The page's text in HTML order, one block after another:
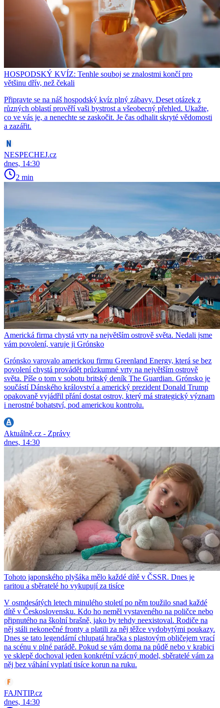
HOSPODSKÝ KVÍZ: Tenhle souboj se znalostmi končí pro
většinu dřív, než čekali
Připravte se na náš hospodský kvíz plný zábavy. Deset otázek z
různých oblastí prověří vaši bystrost a všeobecný přehled. Ukažte,
co ve vás je, a nenechte se zaskočit. Je čas odhalit skryté vědomosti
a zazářit.
NESPECHEJ.cz
dnes, 14:30
2 min
Americká firma chystá vrty na největším ostrově světa. Nedali jsme
vám povolení, varuje ji Grónsko
Grónsko varovalo americkou firmu Greenland Energy, která se bez
povolení chystá provádět průzkumné vrty na největším ostrově
světa. Píše o tom v sobotu britský deník The Guardian. Grónsko je
součástí Dánského království a americký prezident Donald Trump
opakovaně vyjádřil přání dostat ostrov, který má strategický význam
i nerostné bohatství, pod americkou kontrolu.
Aktuálně.cz - Zprávy
dnes, 14:30
Tohoto japonského plyšáka mělo každé dítě v ČSSR. Dnes je
raritou a sběratelé ho vykupují za tisíce
V osmdesátých letech minulého století po něm toužilo snad každé
dítě v Československu. Kdo ho neměl vystaveného na poličce nebo
připnutého na školní brašně, jako by tehdy neexistoval. Rodiče na
něj stáli nekonečné fronty a platili za něj těžce vydobytými poukazy.
Dnes se tato legendární chlupatá hračka s plastovým obličejem vrací
na scénu v plné parádě. Pokud se vám doma na půdě nebo v krabici
ve sklepě dochoval jeden konkrétní vzácný model, sběratelé vám za
něj bez váhání vyplatí tisíce korun na ruku.
FAJNTIP.cz
dnes, 14:30